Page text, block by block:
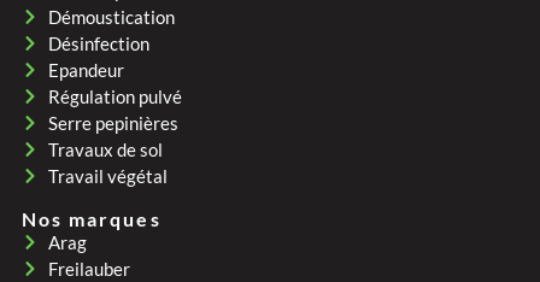
Démoustication
Désinfection
Epandeur
Régulation pulvé
Serre pepinières
Travaux de sol
Travail végétal
Nos marques
Arag
Freilauber